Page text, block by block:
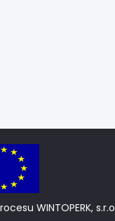
WINTOPERK, s.r.o